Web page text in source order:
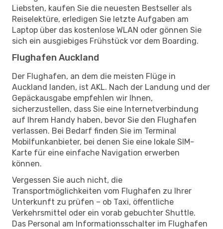
Liebsten, kaufen Sie die neuesten Bestseller als
Reiselektüre, erledigen Sie letzte Aufgaben am
Laptop über das kostenlose WLAN oder gönnen Sie
sich ein ausgiebiges Frühstück vor dem Boarding.
Flughafen Auckland
Der Flughafen, an dem die meisten Flüge in
Auckland landen, ist AKL. Nach der Landung und der
Gepäckausgabe empfehlen wir Ihnen,
sicherzustellen, dass Sie eine Internetverbindung
auf Ihrem Handy haben, bevor Sie den Flughafen
verlassen. Bei Bedarf finden Sie im Terminal
Mobilfunkanbieter, bei denen Sie eine lokale SIM-
Karte für eine einfache Navigation erwerben
können.
Vergessen Sie auch nicht, die
Transportmöglichkeiten vom Flughafen zu Ihrer
Unterkunft zu prüfen – ob Taxi, öffentliche
Verkehrsmittel oder ein vorab gebuchter Shuttle.
Das Personal am Informationsschalter im Flughafen